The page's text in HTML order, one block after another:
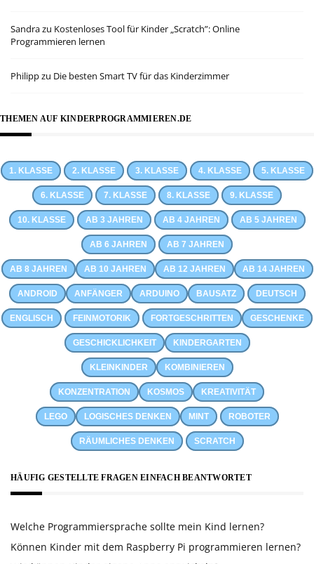
Sandrazu Kostenloses Tool für Kinder „Scratch”: Online
Programmieren lernen
Philippzu Die besten Smart TV für das Kinderzimmer
THEMEN AUF KINDERPROGRAMMIEREN.DE
1. KLASSE 2. KLASSE 3. KLASSE 4. KLASSE 5. KLASSE
6. KLASSE 7. KLASSE 8. KLASSE 9. KLASSE
10. KLASSE AB 3 JAHREN AB 4 JAHREN AB 5 JAHREN
AB 6 JAHREN AB 7 JAHREN
AB 8 JAHREN AB 10 JAHREN AB 12 JAHREN AB 14 JAHREN
ANDROID ANFÄNGER ARDUINO BAUSATZ DEUTSCH
ENGLISCH FEINMOTORIK FORTGESCHRITTEN GESCHENKE
GESCHICKLICHKEIT KINDERGARTEN
KLEINKINDER KOMBINIEREN
KONZENTRATION KOSMOS KREATIVITÄT
LEGO LOGISCHES DENKEN MINT ROBOTER
RÄUMLICHES DENKEN SCRATCH
HÄUFIG GESTELLTE FRAGEN EINFACH BEANTWORTET
Welche Programmiersprache sollte mein Kind lernen?
Können Kinder mit dem Raspberry Pi programmieren lernen?